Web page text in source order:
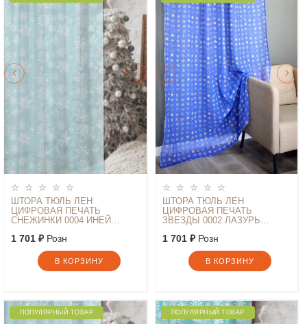
ШТОРА ТЮЛЬ ЛЕН
ЦИФРОВАЯ ПЕЧАТЬ
СНЕЖИНКИ 0004 ИНЕЙ
1 701 ₽Розн
В КОРЗИНУ
ШТОРА ТЮЛЬ ЛЕН
ЦИФРОВАЯ ПЕЧАТЬ
ЗВЕЗДЫ 0002 ЛАЗУРЬ
1 701 ₽Розн
В КОРЗИНУ
ПОПУЛЯРНЫЙ ТОВАР ПОПУЛЯРНЫЙ ТОВАР